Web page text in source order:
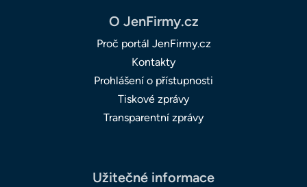
O JenFirmy.cz
Proč portál JenFirmy.cz
Kontakty
Prohlášení o přístupnosti
Tiskové zprávy
Transparentní zprávy
Užitečné informace